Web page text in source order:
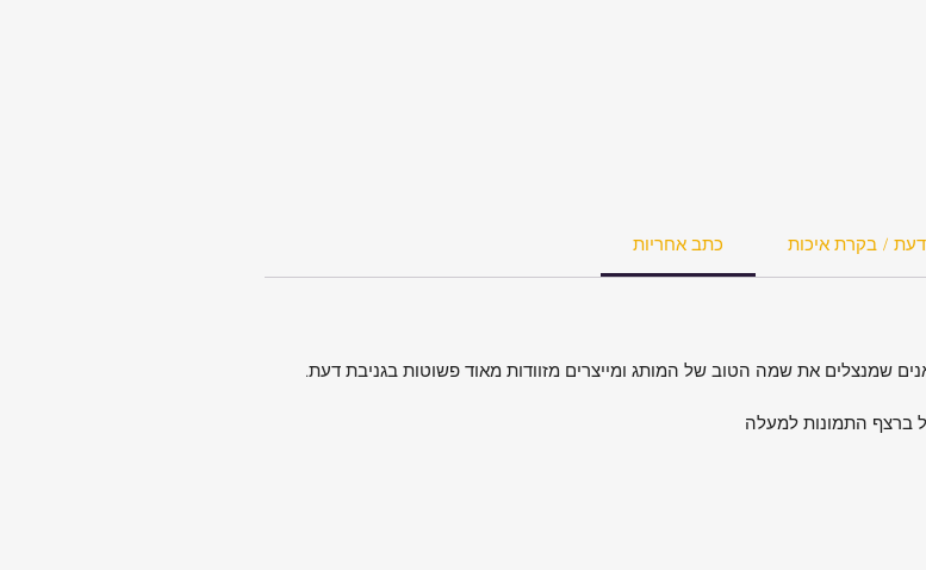
כתב אחריות דעת / בקרת איכות
שמנצלים את שמה הטוב של המותג ומייצרים מזוודות מאוד פשוטות בגניבת דעת.
ברצף התמונות למעלה